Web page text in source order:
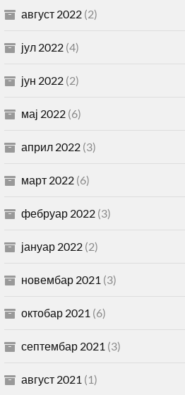
август 2022(2)
јул 2022(4)
јун 2022(2)
мај 2022(6)
април 2022(3)
март 2022(6)
фебруар 2022(3)
јануар 2022(2)
новембар 2021 (3)
октобар 2021 (6)
септембар 2021 (3)
август 2021 (1)